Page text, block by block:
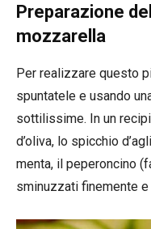
Preparazione
mozzarella
Per realizzare questo
spuntatele e usando
sottilissime. In un
d’oliva, lo spicchio
menta, il peperoncino
sminuzzati finemente